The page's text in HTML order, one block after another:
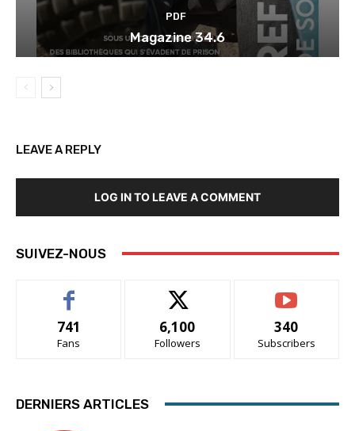
PDF
Magazine 34.6
LEAVE A REPLY
LOG IN TO LEAVE A COMMENT
SUIVEZ-NOUS
741
Fans
6,100
Followers
340
Subscribers
DERNIERS ARTICLES